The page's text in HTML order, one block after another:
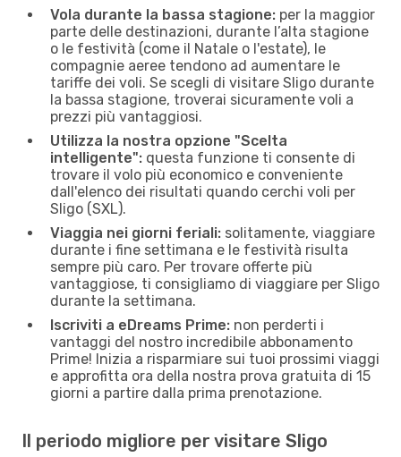
Vola durante la bassa stagione: per la maggior
parte delle destinazioni, durante l’alta stagione
o le festività (come il Natale o l'estate), le
compagnie aeree tendono ad aumentare le
tariffe dei voli. Se scegli di visitare Sligo durante
la bassa stagione, troverai sicuramente voli a
prezzi più vantaggiosi.
Utilizza la nostra opzione "Scelta
intelligente": questa funzione ti consente di
trovare il volo più economico e conveniente
dall'elenco dei risultati quando cerchi voli per
Sligo (SXL).
Viaggia nei giorni feriali: solitamente, viaggiare
durante i fine settimana e le festività risulta
sempre più caro. Per trovare offerte più
vantaggiose, ti consigliamo di viaggiare per Sligo
durante la settimana.
Iscriviti a eDreams Prime: non perderti i
vantaggi del nostro incredibile abbonamento
Prime! Inizia a risparmiare sui tuoi prossimi viaggi
e approfitta ora della nostra prova gratuita di 15
giorni a partire dalla prima prenotazione.
Il periodo migliore per visitare Sligo